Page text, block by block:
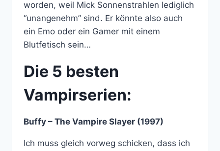
worden, weil Mick Sonnenstrahlen lediglich
“unangenehm” sind. Er könnte also auch
ein Emo oder ein Gamer mit einem
Blutfetisch sein…
Die 5 besten
Vampirserien:
Buffy – The Vampire Slayer (1997)
Ich muss gleich vorweg schicken, dass ich